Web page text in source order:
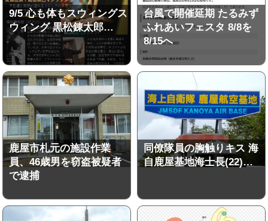
9/5 心も体もスウィングス
ウィング 黒松錬太郎…
台風で開催延期 たるみず
ふれあいフェスタ 8/8を
8/15へ
鹿屋市札元の施設作業
員、46歳男を窃盗被疑者
で逮捕
同僚隊員の胸触りキス 海
自鹿屋基地海士長(22)…